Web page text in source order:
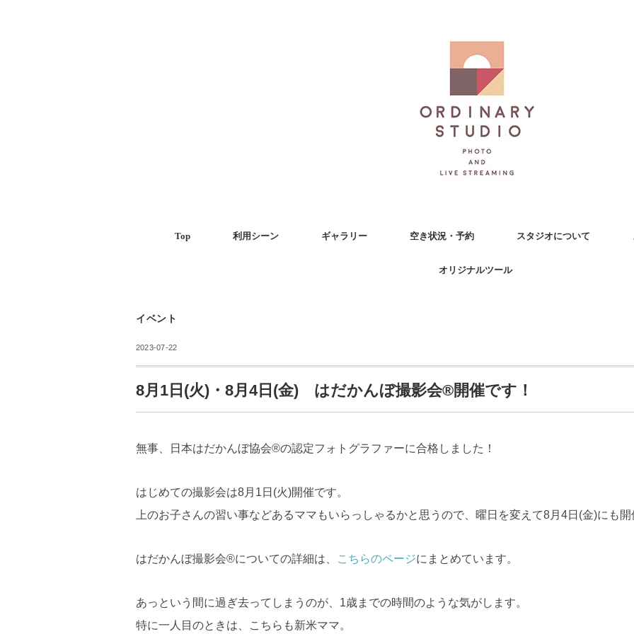
Top 利用シーン ギャラリー 空き状況・予約 スタジオについて
オリジナルツール
イベント
2023-07-22
8月1日(火)・8月4日(金) はだかんぼ撮影会®︎開催です！
無事、日本はだかんぼ協会®︎の認定フォトグラファーに合格しました！
はじめての撮影会は8月1日(火)開催です。
上のお子さんの習い事などあるママもいらっしゃるかと思うので、曜日を変えて8月4日(金)にも開
はだかんぼ撮影会®︎についての詳細は、 こちらのページにまとめています。
あっという間に過ぎ去ってしまうのが、1歳までの時間のような気がします。
特に一人目のときは、こちらも新米ママ。